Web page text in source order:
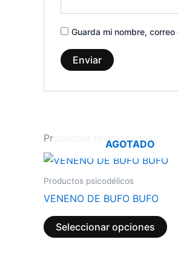
Guarda mi nombre,
Productos relacionados
AGOTADO
Productos psicodélicos
VENENO DE BUFO BUFO
Seleccionar opciones